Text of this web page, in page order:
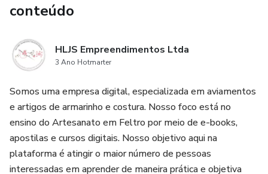
conteúdo
HLJS Empreendimentos Ltda
3 Ano Hotmarter
Somos uma empresa digital, especializada em aviamentos
e artigos de armarinho e costura. Nosso foco está no
ensino do Artesanato em Feltro por meio de e-books,
apostilas e cursos digitais. Nosso objetivo aqui na
plataforma é atingir o maior número de pessoas
interessadas em aprender de maneira prática e objetiva